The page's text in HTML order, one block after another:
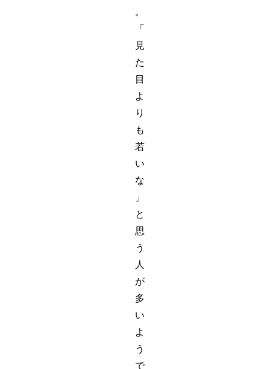
。
「
見
た
目
よ
り
も
若
い
な
」
と
思
う
人
が
多
い
よ
う
で